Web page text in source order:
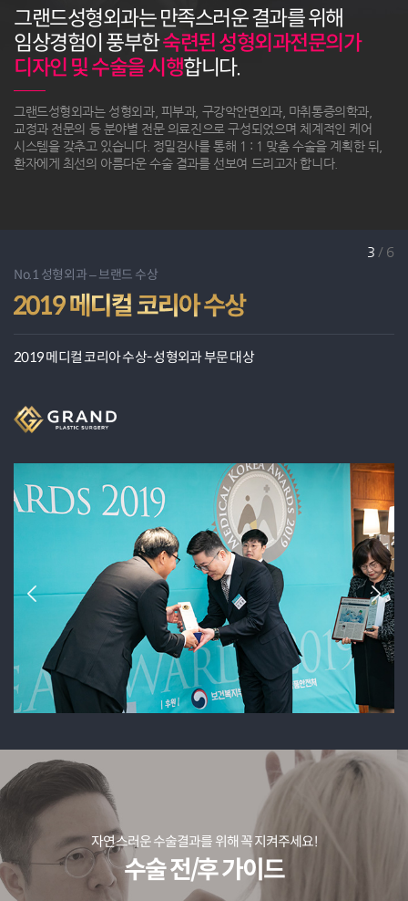
그랜드성형외과는 만족스러운 결과를 위해
임상경험이 풍부한숙련된 성형외과전문의가
디자인 및 수술을 시행합니다.
그랜드성형외과는 성형외과, 피부과, 구강악안면외과, 마취통증의학과,
교정과 전문의 등 분야별 전문 의료진으로 구성되었으며 체계적인 케어
시스템을 갖추고 있습니다. 정밀검사를 통해 1 : 1 맞춤 수술을 계획한 뒤,
환자에게 최선의 아름다운 수술 결과를 선보여 드리고자 합니다.
No.1 성형외과 – 브랜드 수상
2025 올해의 우수브랜드- 성형외과 / 안면거상 부분 대상
No.1 성형외과 – 브랜드 수상
2023 히트브랜드 대상- 성형외과 / 안면거상 부분 대상
No.1 성형외과 – 브랜드 수상
2019 메디컬 코리아 수상- 성형외과 부문 대상
No.1 안티에이징 성형수술
러시아 보건복지부 후원 포럼Healthy life forum: towards
4 / 6
자연스러운 수술결과를 위해 꼭 지켜주세요!
수술 전/후 가이드